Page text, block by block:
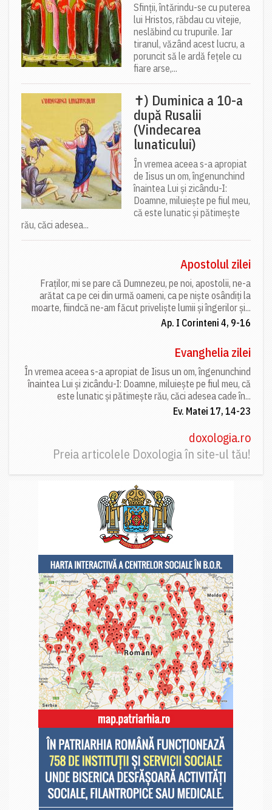
Sfinții, întărindu-se cu puterea
lui Hristos, răbdau cu vitejie,
neslăbind cu trupurile. Iar
tiranul, văzând acest lucru, a
poruncit să le ardă fețele cu
fiare arse,...
✝) Duminica a 10-a
după Rusalii
(Vindecarea
lunaticului)
În vremea aceea s-a apropiat
de Iisus un om, îngenunchind
înaintea Lui și zicându-I:
Doamne, miluiește pe fiul meu,
că este lunatic și pătimește
rău, căci adesea...
Apostolul zilei
Fraților, mi se pare că Dumnezeu, pe noi, apostolii, ne-a
arătat ca pe cei din urmă oameni, ca pe niște osândiți la
moarte, fiindcă ne-am făcut priveliște lumii și îngerilor și...
Ap. I Corinteni 4, 9-16
Evanghelia zilei
În vremea aceea s-a apropiat de Iisus un om, îngenunchind
înaintea Lui și zicându-I: Doamne, miluiește pe fiul meu, că
este lunatic și pătimește rău, căci adesea cade în...
Ev. Matei 17, 14-23
doxologia.ro
Preia articolele Doxologia în site-ul tău!